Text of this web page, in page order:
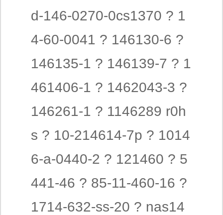
d-146-0270-0cs1370 ? 1
4-60-0041 ? 146130-6 ?
146135-1 ? 146139-7 ? 1
461406-1 ? 1462043-3 ?
146261-1 ? 1146289 r0h
s ? 10-214614-7p ? 1014
6-a-0440-2 ? 121460 ? 5
441-46 ? 85-11-460-16 ?
1714-632-ss-20 ? nas14